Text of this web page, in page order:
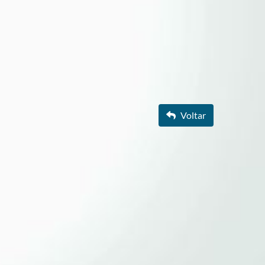
Voltar